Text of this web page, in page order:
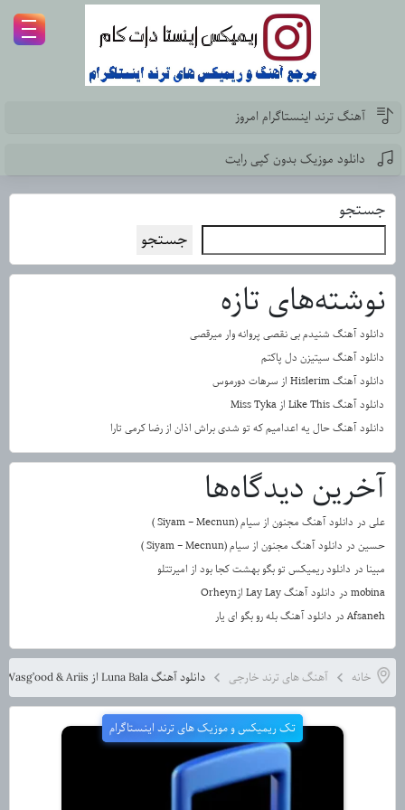
آهنگ ترند اینستاگرام امروز
دانلود موزیک بدون کپی رایت
جستجو
جستجو
نوشته‌های تازه
دانلود آهنگ شنیدم بی نقصی پروانه وار میرقصی
دانلود آهنگ سیتیزن دل پاکتم
دانلود آهنگ Hislerim از سرهات دورموس
دانلود آهنگ Like This از Miss Tyka
دانلود آهنگ حال یه اعدامیم که تو شدی براش اذان از رضا کرمی تارا
آخرین دیدگاه‌ها
علی در دانلود آهنگ مجنون از سیام (Siyam – Mecnun )
حسین در دانلود آهنگ مجنون از سیام (Siyam – Mecnun )
مبینا در دانلود ریمیکس تو بگو بهشت کجا بود از امیرتتلو
mobina در دانلود آهنگ Lay Lay ازOrheyn
Afsaneh در دانلود آهنگ بله رو بگو ای یار
خانه آهنگ های ترند خارجی دانلود آهنگ Luna Bala از Yb Wasg’ood & Ariis
تک ریمیکس و موزیک های ترند اینستاگرام